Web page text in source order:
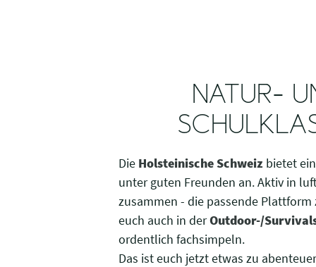
NATUR-
Die Holsteinische Schweiz bietet
unter guten Freunden an. Aktiv in
zusammen - die passende
euch auch in derOutdoor-/
ordentlich fachsimpeln.
Das ist euch jetzt etwas zu